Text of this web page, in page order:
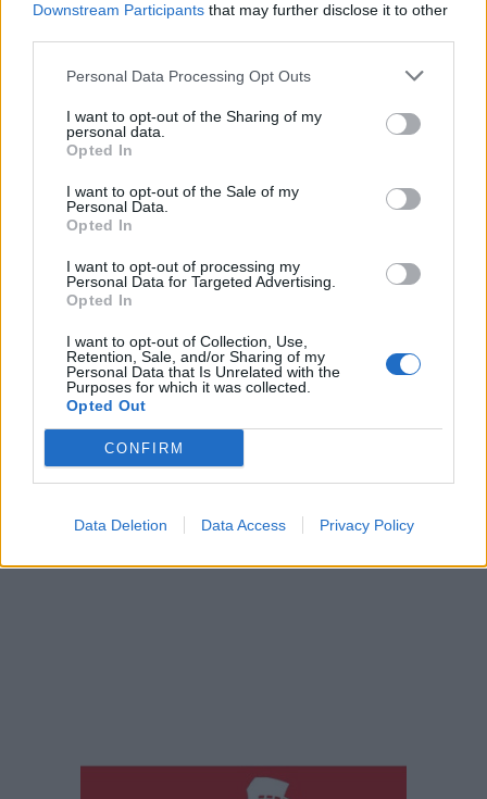
Downstream Participants that may further disclose it to other
Personal Data Processing Opt Outs
I want to opt-out of the Sharing of my
personal data.
Opted In
I want to opt-out of the Sale of my
Personal Data.
Opted In
I want to opt-out of processing my
Personal Data for Targeted Advertising.
Opted In
I want to opt-out of Collection, Use,
Retention, Sale, and/or Sharing of my
Personal Data that Is Unrelated with the
Purposes for which it was collected.
Opted Out
CONFIRM
Data Deletion Data Access Privacy Policy